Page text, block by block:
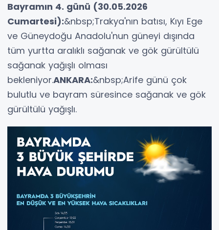
Bayramın 4. günü (30.05.2026
Cumartesi):&nbsp;Trakya'nın batısı, Kıyı Ege
ve Güneydoğu Anadolu'nun güneyi dışında
tüm yurtta aralıklı sağanak ve gök gürültülü
sağanak yağışlı olması
bekleniyor.ANKARA:&nbsp;Arife günü çok
bulutlu ve bayram süresince sağanak ve gök
gürültülü yağışlı.